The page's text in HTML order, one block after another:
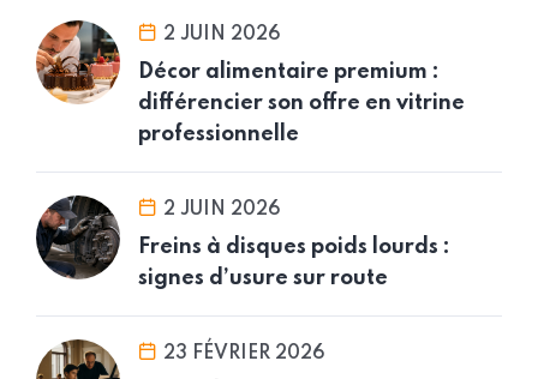
2 JUIN 2026
Décor alimentaire premium :
différencier son offre en vitrine
professionnelle
2 JUIN 2026
Freins à disques poids lourds :
signes d’usure sur route
23 FÉVRIER 2026